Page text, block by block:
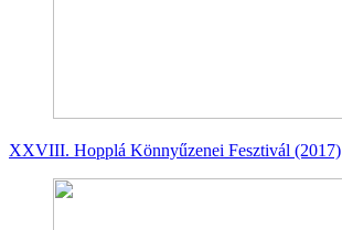
XXVIII. Hopplá Könnyűzenei Fesztivál (2017)